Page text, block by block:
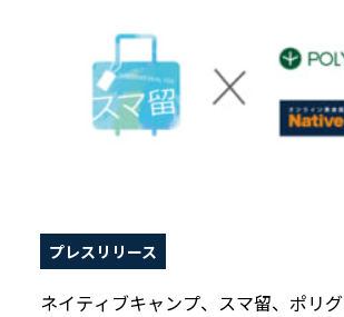
プレスリリース
ネイティブキャンプ、スマ留、ポリ